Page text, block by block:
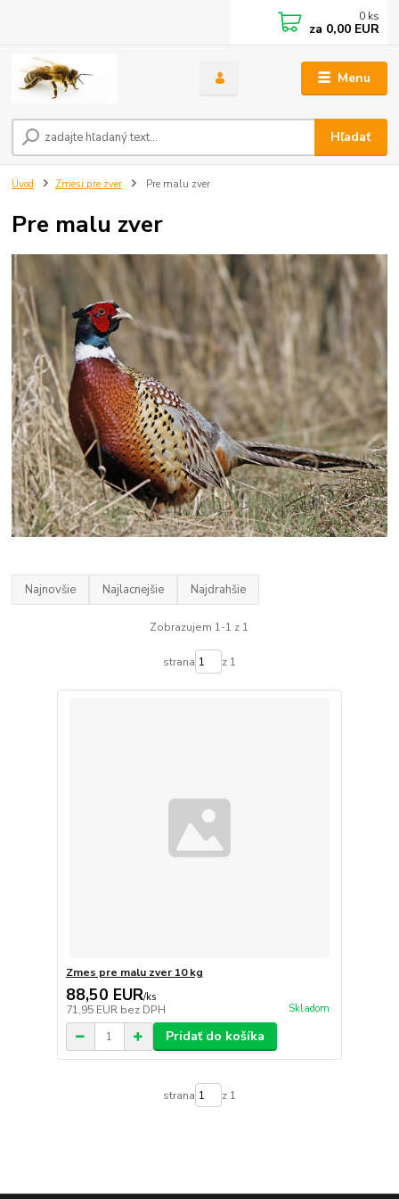
Menu
Hľadať
0 ks
za 0,00 EUR
Úvod Zmesi pre zver Pre malu zver
Pre malu zver
Najnovšie Najlacnejšie Najdrahšie
Zobrazujem 1-1 z 1
strana z 1
Zmes pre malu zver 10 kg
88,50 EUR/ks
71,95 EUR bez DPH Skladom
Pridať do košíka
strana z 1